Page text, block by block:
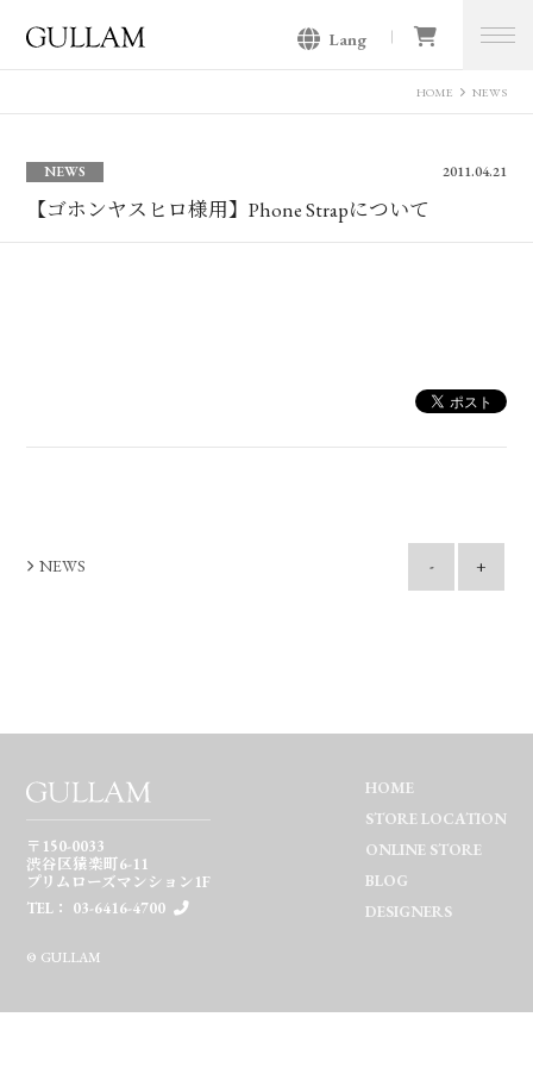
Lang
HOME NEWS
NEWS 2011.04.21
【ゴホンヤスヒロ様用】Phone Strapについて
NEWS - +
〒150-0033
渋谷区猿楽町6-11
プリムローズマンション1F
TEL： 03-6416-4700
HOME
STORE LOCATION
ONLINE STORE
BLOG
DESIGNERS
© GULLAM